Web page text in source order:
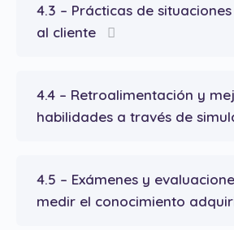
4.3 – Prácticas de
al cliente
4.4 – Retroalimentación y
habilidades a través de
4.5 – Exámenes y
medir el conocimiento